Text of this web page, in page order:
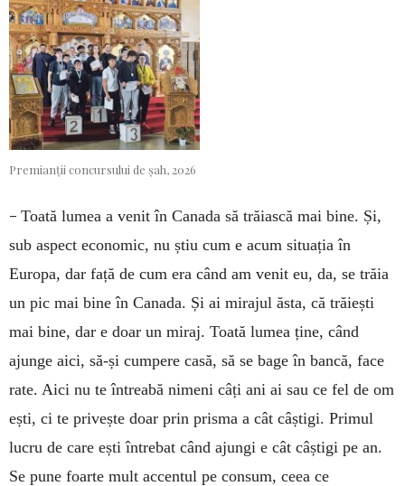
Premianții concursului de șah, 2026
– Toată lumea a venit în Canada să trăiască mai bine. Și,
sub aspect economic, nu știu cum e acum situația în
Europa, dar față de cum era când am venit eu, da, se trăia
un pic mai bine în Canada. Și ai mirajul ăsta, că trăiești
mai bine, dar e doar un miraj. Toată lumea ține, când
ajunge aici, să-și cumpere casă, să se bage în bancă, face
rate. Aici nu te întreabă nimeni câți ani ai sau ce fel de om
ești, ci te privește doar prin prisma a cât câștigi. Primul
lucru de care ești întrebat când ajungi e cât câștigi pe an.
Se pune foarte mult accentul pe consum, ceea ce